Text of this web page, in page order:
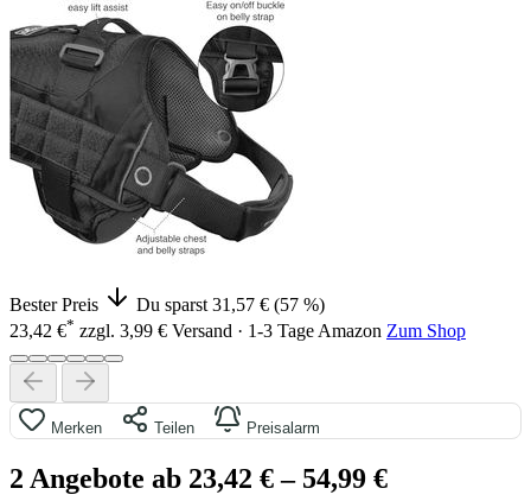
Bester Preis
Du sparst 31,57 € (57 %)
23,42 €* zzgl. 3,99 € Versand · 1-3 Tage Amazon Zum Shop
Merken Teilen Preisalarm
2 Angebote ab 23,42 €– 54,99 €